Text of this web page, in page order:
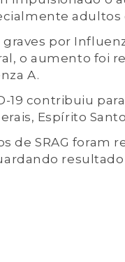
adultos
por
o aumento foi
A.
contribuiu
Espírito
de SRAG foram